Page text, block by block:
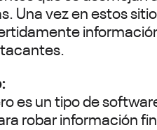
Una vez en estos
es un tipo de
robar información